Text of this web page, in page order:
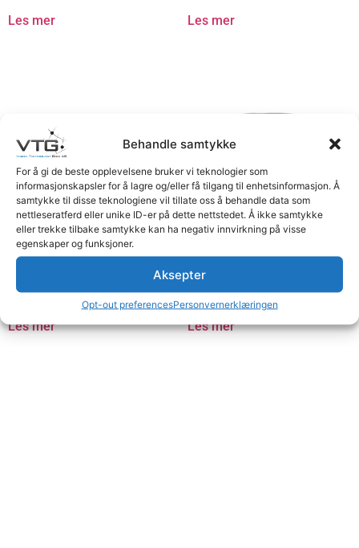
Behandle samtykke
For å gi de beste opplevelsene bruker vi teknologier som
informasjonskapsler for å lagre og/eller få tilgang til enhetsinformasjon. Å
samtykke til disse teknologiene vil tillate oss å behandle data som
nettleseratferd eller unike ID-er på dette nettstedet. Å ikke samtykke
eller trekke tilbake samtykke kan ha negativ innvirkning på visse
egenskaper og funksjoner.
Aksepter
Opt-out preferencesPersonvernerklæringen
Les mer Les mer
Adapter kabel 4pinF >
Logg inn for å se priser
Les mer
Multikabel 4pF>4pM 1 –
16m
Logg inn for å se priser
Les mer